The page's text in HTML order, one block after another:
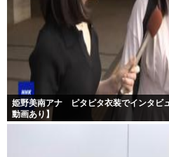
姫野美南アナ ピタピタ衣装でインタビ
動画あり】